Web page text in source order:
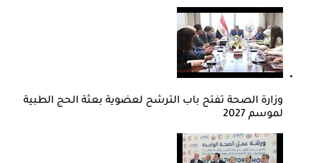
وزارة الصحة تفتح باب الترشح لعضوية بعثة الحج الطبية
لموسم 2027